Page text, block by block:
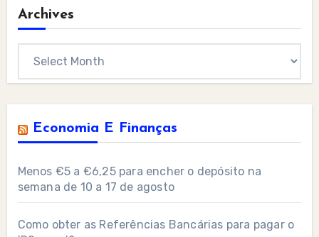
Archives
Economia E Finanças
Menos €5 a €6,25 para encher o depósito na
semana de 10 a 17 de agosto
Como obter as Referências Bancárias para pagar o